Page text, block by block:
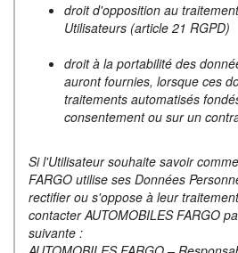
droit d'opposition au
Utilisateurs (article 21 RGPD)
droit à la portabilité des
auront fournies, lorsque ces
traitements automatisés
consentement ou sur un
Si l'Utilisateur souhaite savoir
FARGO utilise ses Données
rectifier ou s'oppose à leur
contacter AUTOMOBILES FARGO
suivante :